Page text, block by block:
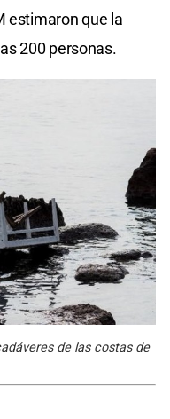
estimaron que la
200 personas.
de las costas de